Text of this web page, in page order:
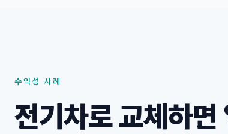
수익성 사례
전기차로 교체하